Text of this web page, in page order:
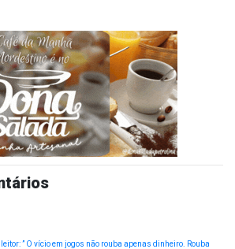
” O vício em jogos não rouba apenas dinheiro. Rouba